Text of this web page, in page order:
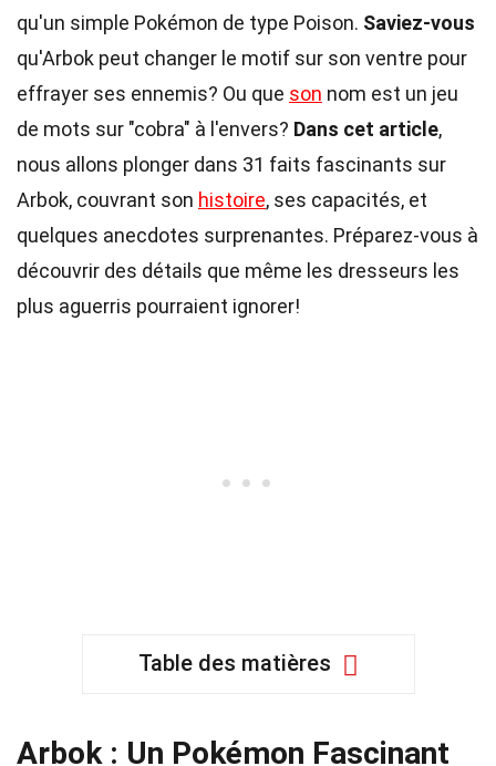
qu'un simple Pokémon de type Poison. Saviez-vous
qu'Arbok peut changer le motif sur son ventre pour
effrayer ses ennemis? Ou que son nom est un jeu
de mots sur "cobra" à l'envers? Dans cet article,
nous allons plonger dans 31 faits fascinants sur
Arbok, couvrant son histoire, ses capacités, et
quelques anecdotes surprenantes. Préparez-vous à
découvrir des détails que même les dresseurs les
plus aguerris pourraient ignorer!
Table des matières
Arbok : Un Pokémon Fascinant